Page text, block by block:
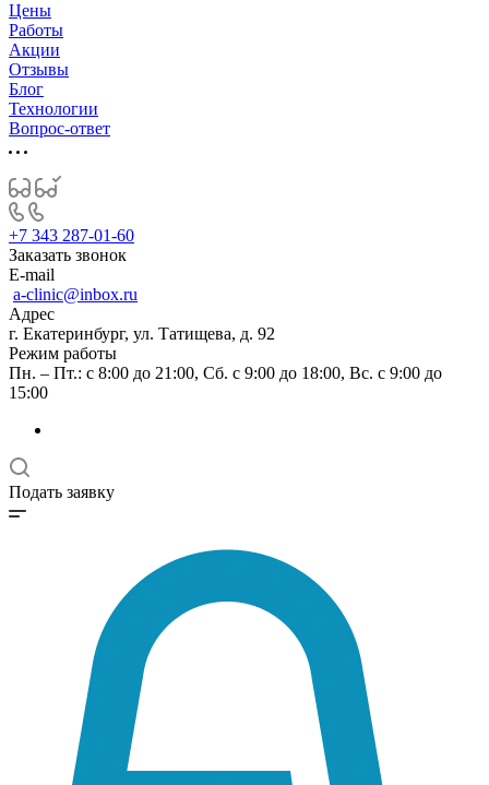
Цены
Работы
Акции
Отзывы
Блог
Технологии
Вопрос-ответ
+7 343 287-01-60
Заказать звонок
E-mail
a-clinic@inbox.ru
Адрес
г. Екатеринбург, ул. Татищева, д. 92
Режим работы
Пн. – Пт.: с 8:00 до 21:00, Сб. с 9:00 до 18:00, Вс. с 9:00 до
15:00
Подать заявку